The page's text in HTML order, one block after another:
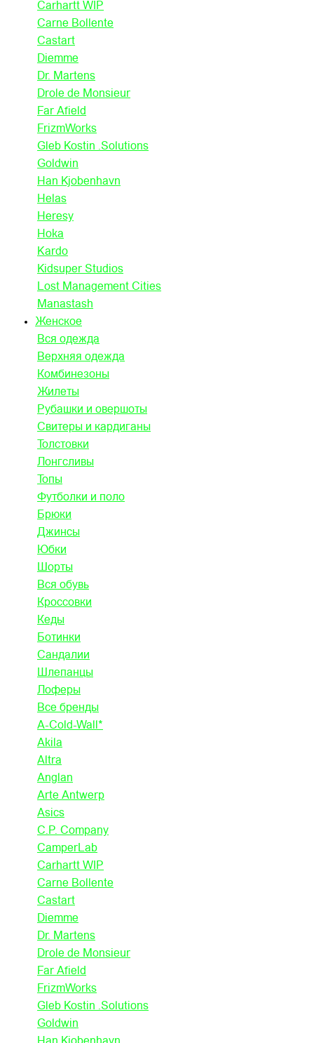
Carhartt WIP
Carne Bollente
Castart
Diemme
Dr. Martens
Drole de Monsieur
Far Afield
FrizmWorks
Gleb Kostin .Solutions
Goldwin
Han Kjobenhavn
Helas
Heresy
Hoka
Kardo
Kidsuper Studios
Lost Management Cities
Manastash
Женское
Вся одежда
Верхняя одежда
Комбинезоны
Жилеты
Рубашки и овершоты
Свитеры и кардиганы
Толстовки
Лонгсливы
Топы
Футболки и поло
Брюки
Джинсы
Юбки
Шорты
Вся обувь
Кроссовки
Кеды
Ботинки
Сандалии
Шлепанцы
Лоферы
Все бренды
A-Cold-Wall*
Akila
Altra
Anglan
Arte Antwerp
Asics
C.P. Company
CamperLab
Carhartt WIP
Carne Bollente
Castart
Diemme
Dr. Martens
Drole de Monsieur
Far Afield
FrizmWorks
Gleb Kostin .Solutions
Goldwin